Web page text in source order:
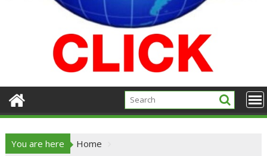
You are here
Home